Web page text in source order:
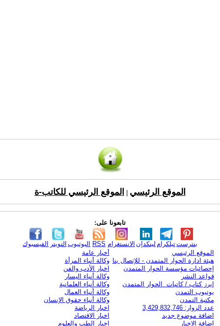
الموقع الرئيسي الموقع الرئيسي للكاتب-ة
تابعونا على:
الفيسبوك التويتر اليوتيوب RSS الانستغرام لينكدإن تيلكرامبنترست
الموقع الرئيسي
هيئة ادارة الحوار المتمدن - للإتصال بنا
إحصائيات مؤسسة الحوار المتمدن
قواعد النشر
ابرز كتاب / كاتبات الحوار المتمدن
يوتيوب التمدن
مكتبة التمدن
عدد الزوار: 3,429,832,746
اضافة موضوع جديد
اضافة الاخبار
أخبار عامة
وكالة أنباء المرأة
اخبار الأدب والفن
وكالة أنباء اليسار
وكالة أنباء العلمانية
وكالة أنباء العمال
وكالة أنباء حقوق الإنسان
اخبار الرياضة
اخبار الاقتصاد
اخبار الطب والعلوم